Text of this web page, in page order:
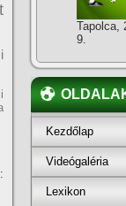
Tapolca,
9.
Kezdőlap
Videógaléria
Lexikon